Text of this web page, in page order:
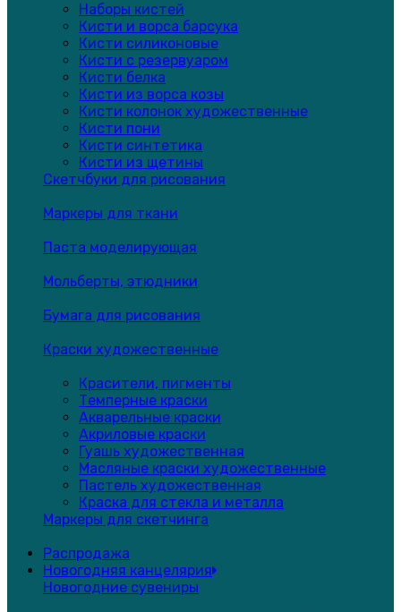
Наборы кистей
Кисти и ворса барсука
Кисти силиконовые
Кисти с резервуаром
Кисти белка
Кисти из ворса козы
Кисти колонок художественные
Кисти пони
Кисти синтетика
Кисти из щетины
Скетчбуки для рисования
Маркеры для ткани
Паста моделирующая
Мольберты, этюдники
Бумага для рисования
Краски художественные
Красители, пигменты
Темперные краски
Акварельные краски
Акриловые краски
Гуашь художественная
Масляные краски художественные
Пастель художественная
Краска для стекла и металла
Маркеры для скетчинга
Распродажа
Новогодняя канцелярия
Новогодние сувениры